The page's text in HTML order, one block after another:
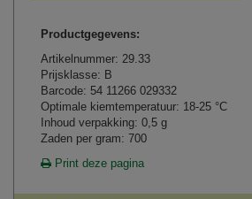
Productgegevens:
Artikelnummer: 29.33
Prijsklasse: B
Barcode: 54 11266 029332
Optimale kiemtemperatuur: 18-25 °C
Inhoud verpakking: 0,5 g
Zaden per gram: 700
Print deze pagina